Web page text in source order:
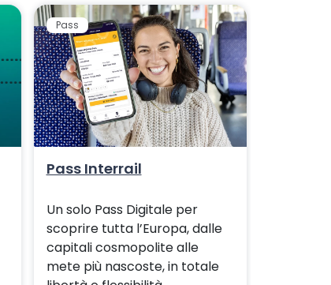
Pass
Pass Interrail
Un solo Pass Digitale per
scoprire tutta l’Europa,dalle
capitali cosmopolite alle
mete più nascoste,in totale